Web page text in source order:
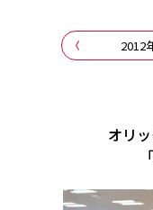
2012
オリ